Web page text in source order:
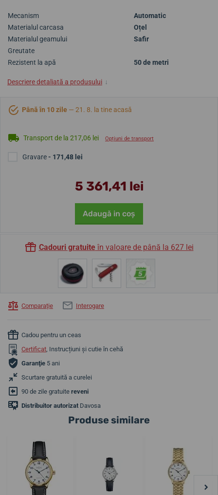
Mecanism
Automatic
Materialul carcasa
Oțel
Materialul geamului
Safir
Greutate
Rezistent la apă
50 de metri
Descriere detaliată a produsului ↓
Până în 10 zile — 21. 8. la tine acasă
Transport de la 217,06 lei Opțiuni de transport
Gravare- 171,48 lei
5 361,41 lei
Adaugă in coş
Cadouri gratuiteîn valoare de până la 627 lei
Comparaţie Interogare
Cadou pentru un ceas
Certificat, Instrucțiuni și cutie în cehă
Garanţie 5 ani
Scurtare gratuită a curelei
90 de zile gratuite reveni
Distribuitor autorizat Davosa
Produse similare